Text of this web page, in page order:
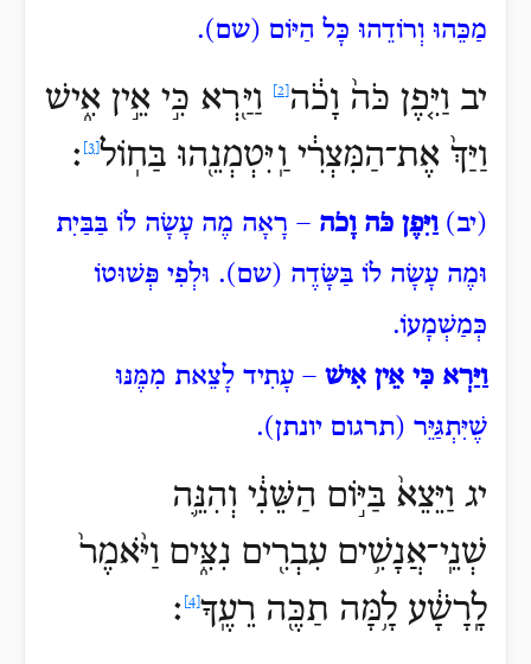
מַכֵּהוּ וְרוֹדֵהוּ כָּל הַיּוֹם (שם).
יב וַיִּ֤פֶן כֹּה֙ וָכֹ֔ה
וַיַּ֖רְא כִּ֣י אֵ֣ין אִ֑ישׁ
וַיַּךְ֙ אֶת־הַמִּצְרִ֔י וַֽיִּטְמְנֵ֖הוּ בַּחֽוֹל ׃
(יב)וַיִּפֶן כֹּה וָכֹה – רָאָה מֶה עָשָׂה לוֹ בַּבַּיִת
וּמֶה עָשָׂה לוֹ בַּשָּׂדֶה (שם). וּלְפִי פְּשׁוּטוֹ
כְּמַשְׁמָעוֹ.
וַיַּרְא כִּי אֵין אִישׁ – עָתִיד לָצֵאת מִמֶּנּוּ
שֶׁיִּתְגַּיֵּר (תרגום יונתן).
יג וַיֵּצֵא֙ בַּיּ֣וֹם הַשֵּׁנִ֔י וְהִנֵּ֛ה
שְׁנֵֽי־אֲנָשִׁ֥ים עִבְרִ֖ים נִצִּ֑ים וַיֹּ֨אמֶר֙
לָֽרָשָׁ֔ע לָ֥מָּה תַכֶּ֖ה רֵעֶֽךָ ׃